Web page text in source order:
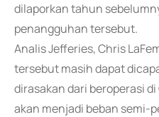
dilaporkan tahun
penangguhan tersebut.
Analis Jefferies, Chris
tersebut masih dapat
dirasakan dari beroperasi
akan menjadi beban semi-